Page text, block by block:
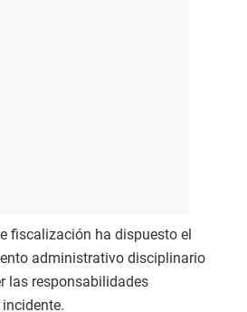
fiscalización ha dispuesto el
administrativo disciplinario
las responsabilidades